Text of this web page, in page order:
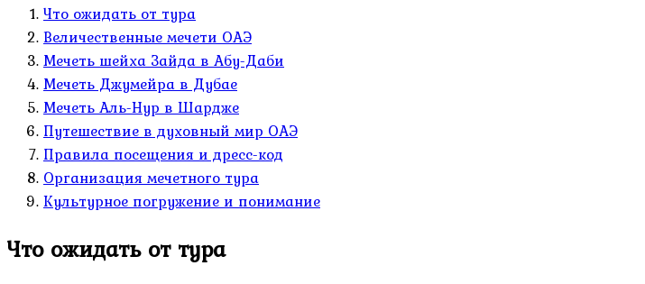
Что ожидать от тура
Величественные мечети ОАЭ
Мечеть шейха Зайда в Абу-Даби
Мечеть Джумейра в Дубае
Мечеть Аль-Нур в Шардже
Путешествие в духовный мир ОАЭ
Правила посещения и дресс-код
Организация мечетного тура
Культурное погружение и понимание
Что ожидать от тура